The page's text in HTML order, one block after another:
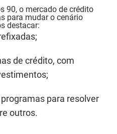
90, o mercado de crédito
para mudar o cenário
destacar:
de crédito, com
para resolver
outros.